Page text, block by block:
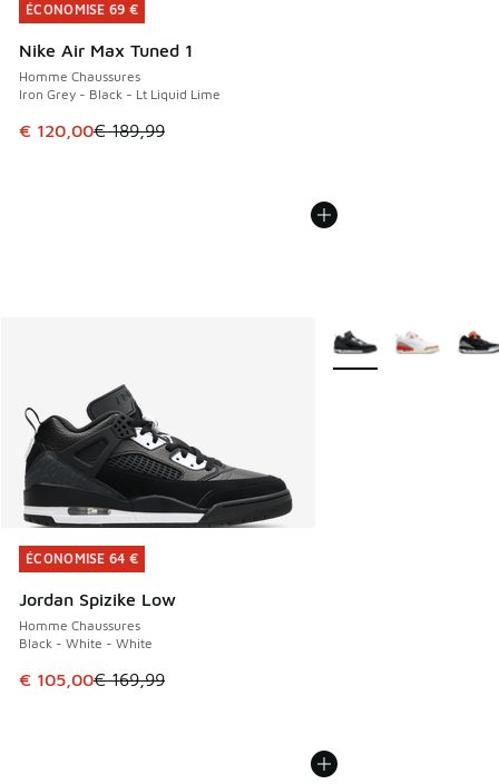
ÉCONOMISE 69 €
Nike Air Max Tuned 1
Homme Chaussures
Iron Grey - Black - Lt Liquid Lime
Cet article est en promotion. Prix en baisse de € 189,99 à
€ 120,00€ 189,99
ÉCONOMISE 69 €
ÉCONOMISE 64 €
Jordan Spizike Low
Homme Chaussures
Black - White - White
Cet article est en promotion. Prix en baisse de € 169,99 à
€ 105,00€ 169,99
ÉCONOMISE 64 €
Plus de couleurs